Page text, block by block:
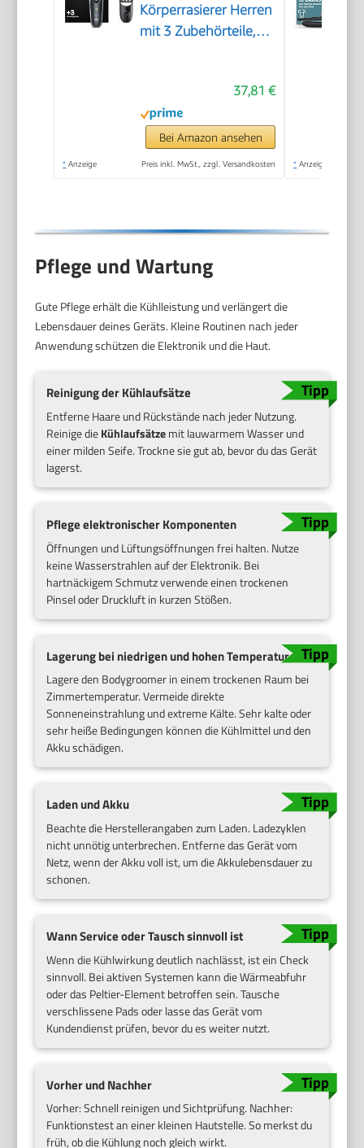
Körperrasierer Herren
mit 3 Zubehörteile,
Körper, 100 Min Akku,
Wasserdichter
Körperhaartrimmer,
BG5340, Grau
37,81 €
Bei Amazon ansehen
* Anzeige Preis inkl. MwSt., zzgl. Versandkosten * Anzeige
Pflege und Wartung
Gute Pflege erhält die Kühlleistung und verlängert die
Lebensdauer deines Geräts. Kleine Routinen nach jeder
Anwendung schützen die Elektronik und die Haut.
Reinigung der Kühlaufsätze
Entferne Haare und Rückstände nach jeder Nutzung.
Reinige dieKühlaufsätzemit lauwarmem Wasser und
einer milden Seife. Trockne sie gut ab, bevor du das Gerät
lagerst.
Pflege elektronischer Komponenten
Öffnungen und Lüftungsöffnungen frei halten. Nutze
keine Wasserstrahlen auf der Elektronik. Bei
hartnäckigem Schmutz verwende einen trockenen
Pinsel oder Druckluft in kurzen Stößen.
Lagerung bei niedrigen und hohen Temperaturen
Lagere den Bodygroomer in einem trockenen Raum bei
Zimmertemperatur. Vermeide direkte
Sonneneinstrahlung und extreme Kälte. Sehr kalte oder
sehr heiße Bedingungen können die Kühlmittel und den
Akku schädigen.
Laden und Akku
Beachte die Herstellerangaben zum Laden. Ladezyklen
nicht unnötig unterbrechen. Entferne das Gerät vom
Netz, wenn der Akku voll ist, um die Akkulebensdauer zu
schonen.
Wann Service oder Tausch sinnvoll ist
Wenn die Kühlwirkung deutlich nachlässt, ist ein Check
sinnvoll. Bei aktiven Systemen kann die Wärmeabfuhr
oder das Peltier-Element betroffen sein. Tausche
verschlissene Pads oder lasse das Gerät vom
Kundendienst prüfen, bevor du es weiter nutzt.
Vorher und Nachher
Vorher: Schnell reinigen und Sichtprüfung. Nachher:
Funktionstest an einer kleinen Hautstelle. So merkst du
früh, ob die Kühlung noch gleich wirkt.